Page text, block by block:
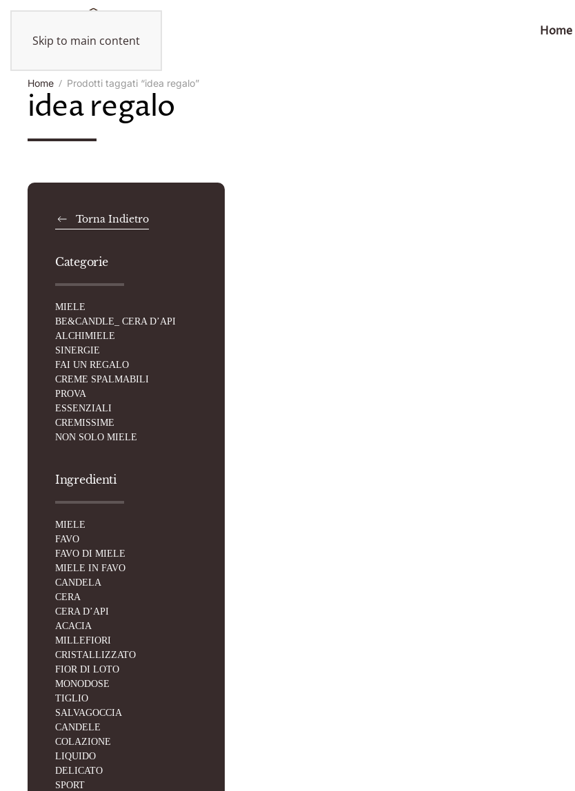
Skip to main content
Home
Home Prodotti taggati “idea regalo”
idea regalo
Torna Indietro
Categorie
MIELE
BE&CANDLE_ CERA D’API
ALCHIMIELE
SINERGIE
FAI UN REGALO
CREME SPALMABILI
PROVA
ESSENZIALI
CREMISSIME
NON SOLO MIELE
Ingredienti
MIELE
FAVO
FAVO DI MIELE
MIELE IN FAVO
CANDELA
CERA
CERA D’API
ACACIA
MILLEFIORI
CRISTALLIZZATO
FIOR DI LOTO
MONODOSE
TIGLIO
SALVAGOCCIA
CANDELE
COLAZIONE
LIQUIDO
DELICATO
SPORT